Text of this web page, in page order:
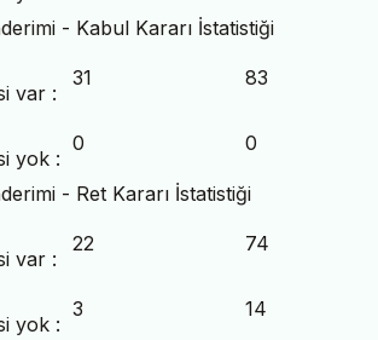
- Kabul Kararı İstatistiği
var :
31 83
yok :
0 0
- Ret Kararı İstatistiği
var :
22 74
yok :
3 14